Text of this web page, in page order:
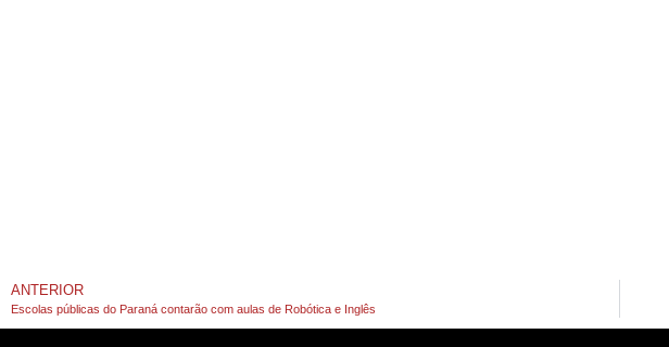
ANTERIOR
Escolas públicas do Paraná contarão com aulas de Robótica e Inglês